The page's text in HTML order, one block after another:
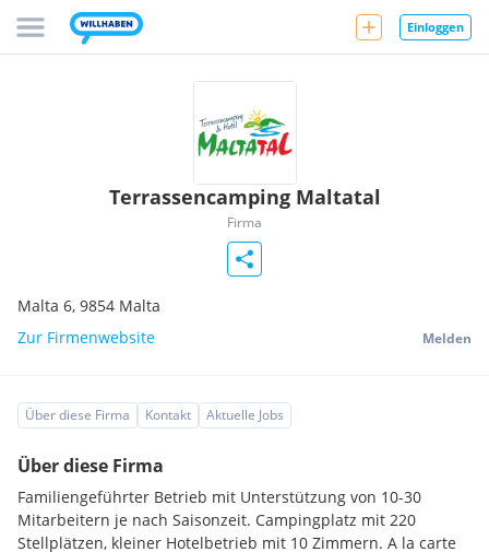
Einloggen
Terrassencamping Maltatal
Firma
Malta 6, 9854 Malta
Zur Firmenwebsite
Melden
Über diese Firma Kontakt Aktuelle Jobs
Über diese Firma
Familiengeführter Betrieb mit Unterstützung von 10-30
Mitarbeitern je nach Saisonzeit. Campingplatz mit 220
Stellplätzen, kleiner Hotelbetrieb mit 10 Zimmern. A la carte